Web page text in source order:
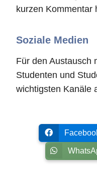
kurzen Kommentar
Soziale Medien
Für den Austausch
Studenten und
wichtigsten Kanäle